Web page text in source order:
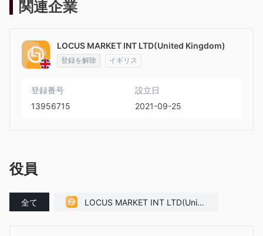
関連企業
LOCUS MARKET INT LTD(United Kingdom)
登録を解除 イギリス
登録番号
13956715
設立日
2021-09-25
役員
全て
LOCUS MARKET INT LTD(Unite